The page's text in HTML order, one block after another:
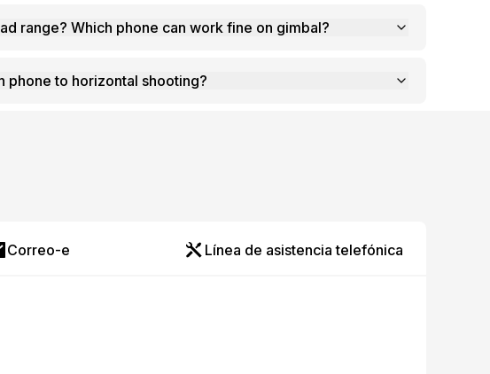
range? Which phone can work fine on gimbal?
phone to horizontal shooting?
Correo-e Línea de asistencia telefónica